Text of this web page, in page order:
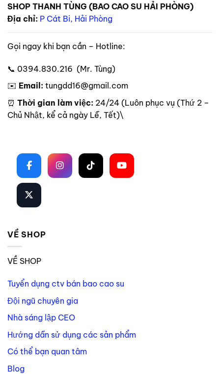
SHOP THANH TÙNG (BAO CAO SU HẢI PHÒNG)
Địa chỉ: P Cát Bi, Hải Phòng
Gọi ngay khi bạn cần – Hotline:
📞 0394.830.216 (Mr. Tùng)
✉️ Email: tungdd16@gmail.com
⏰ Thời gian làm việc: 24/24 (Luôn phục vụ (Thứ 2 –
Chủ Nhật, kể cả ngày Lễ, Tết)\
VỀ SHOP
VỀ SHOP
Tuyển dụng ctv bán bao cao su
Đội ngũ chuyên gia
Nhà sáng lập CEO
Hướng dẫn sử dụng các sản phẩm
Có thể bạn quan tâm
Blog